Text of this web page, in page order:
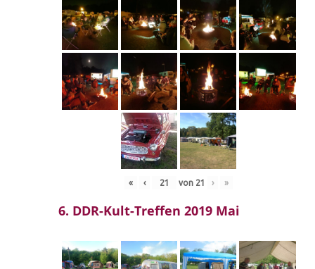
« ‹ von 21 › »
6. DDR-Kult-Treffen 2019 Mai